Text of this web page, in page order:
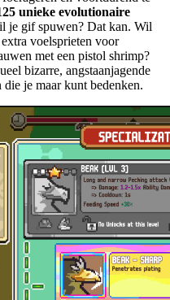
unieke evolutionaire
je gif spuwen? Dat kan. Wil
voelsprieten voor
met een pistol shrimp?
bizarre, angstaanjagende
je maar kunt bedenken.